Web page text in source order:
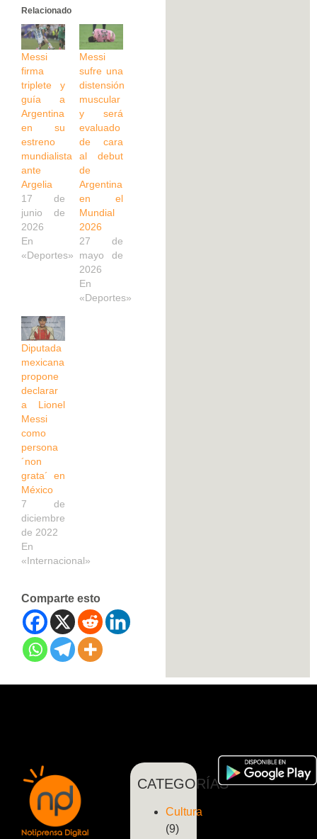
Relacionado
Messi
firma
triplete y
guía a
Argentina
en su
estreno
mundialista
ante
Argelia
17 de
junio de
2026
En
«Deportes»
Messi
sufre una
distensión
muscular
y será
evaluado
de cara
al debut
de
Argentina
en el
Mundial
2026
27 de
mayo de
2026
En
«Deportes»
Diputada
mexicana
propone
declarar
a Lionel
Messi
como
persona
´non
grata´ en
México
7 de
diciembre
de 2022
En
«Internacional»
Comparte esto
CATEGORÍAS
Cultura
(9)